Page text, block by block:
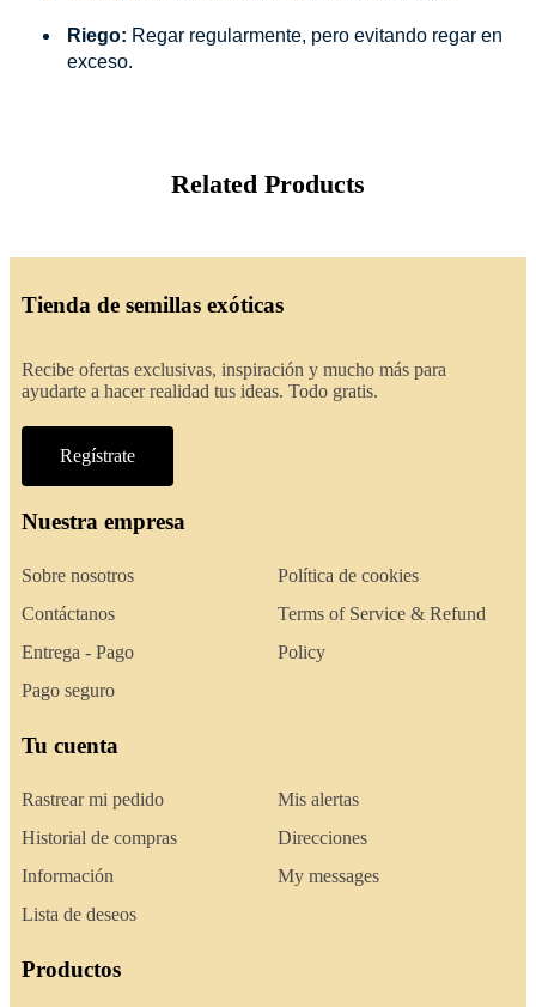
Riego: Regar regularmente, pero evitando regar en
exceso.
Related Products
Tienda de semillas exóticas
Recibe ofertas exclusivas, inspiración y mucho más para
ayudarte a hacer realidad tus ideas. Todo gratis.
Regístrate
Nuestra empresa
Sobre nosotros
Contáctanos
Entrega - Pago
Pago seguro
Política de cookies
Terms of Service & Refund
Policy
Tu cuenta
Rastrear mi pedido
Historial de compras
Información
Lista de deseos
Mis alertas
Direcciones
My messages
Productos